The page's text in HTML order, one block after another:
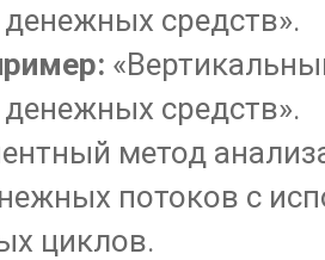
средств».
средств».
метод
потоков с
циклов.